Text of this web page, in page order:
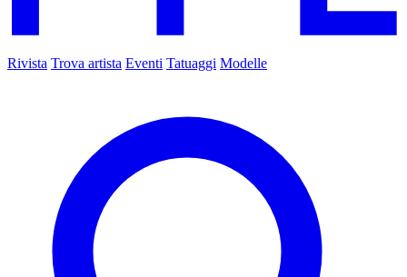
Rivista Trova artista Eventi Tatuaggi Modelle